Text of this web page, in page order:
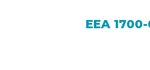
EEA